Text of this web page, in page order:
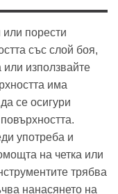
порести
със слой боя,
или използвайте
има
се осигури
употреба и
на четка или
трябва
нанасянето на